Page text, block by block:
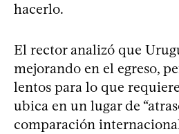
hacerlo.
El rector analizó que
mejorando en el egreso,
lentos para lo que
ubica en un lugar de
comparación